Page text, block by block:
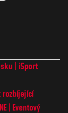
iSport
rozbíjející
Eventový